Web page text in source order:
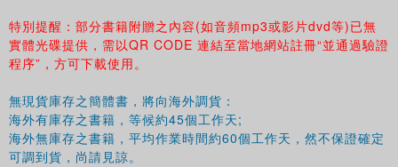
第12號 美國熱氣騰騰的巫婆廚房
黃石國家公園
第13號 下埃及神奇的泉源
阿布梅納早期基督教遺址
第14號 埃及的明珠，國王的杰作
從阿布·辛拜勒到菲萊的努比亞人文化古跡
第15號 具有獨特魅力的城市
特別提醒：部分書籍附贈之內容(如音頻mp3或影片dvd等)已無
實體光碟提供，需以QR CODE 連結至當地網站註冊“並通過驗證
程序”，方可下載使用。
無現貨庫存之簡體書，將向海外調貨：
海外有庫存之書籍，等候約45個工作天;
海外無庫存之書籍，平均作業時間約60個工作天，然不保證確定
可調到貨，尚請見諒。